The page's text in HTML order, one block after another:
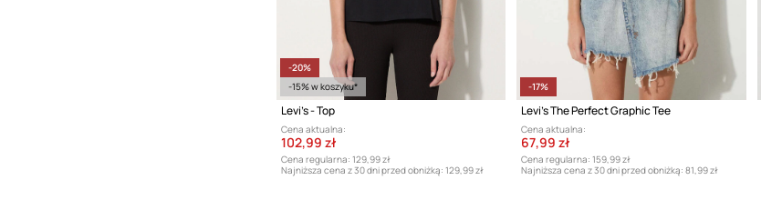
-20%
-15% w koszyku*
Levi's - Top
Cena aktualna:
102,99 zł
Cena regularna: 129,99 zł
Najniższa cena z 30 dni przed obniżką: 129,99 zł
-17%
Levi's The Perfect Graphic Tee
Cena aktualna:
67,99 zł
Cena regularna: 159,99 zł
Najniższa cena z 30 dni przed obniżką: 81,99 zł